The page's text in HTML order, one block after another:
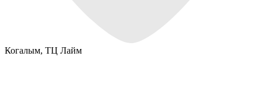
Когалым, ТЦ Лайм